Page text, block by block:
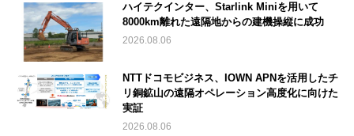
ハイテクインター、Starlink Miniを用いて
8000km離れた遠隔地からの建機操縦に成功
2026.08.06
NTTドコモビジネス、IOWN APNを活用したチ
リ銅鉱山の遠隔オペレーション高度化に向けた
実証
2026.08.06